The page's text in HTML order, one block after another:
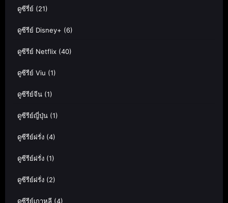
ดูซีรี่ย์ (21)
ดูซีรีย์ Disney+ (6)
ดูซีรีย์ Netflix (40)
ดูซีรีย์ Viu (1)
ดูซีรีย์จีน (1)
ดูซีรีย์ญี่ปุ่น (1)
ดูซีรีย์ฝรั่ง (4)
ดูซีรีย์ฝรั่ง (1)
ดูซีรีย์ฝรั่ง (2)
ดูซีรีย์เกาหลี (4)